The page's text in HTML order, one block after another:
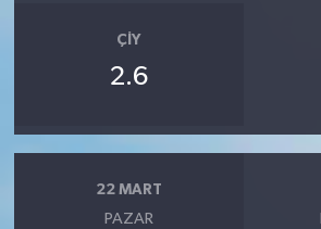
ÇIY
2.6
22 MART
PAZAR